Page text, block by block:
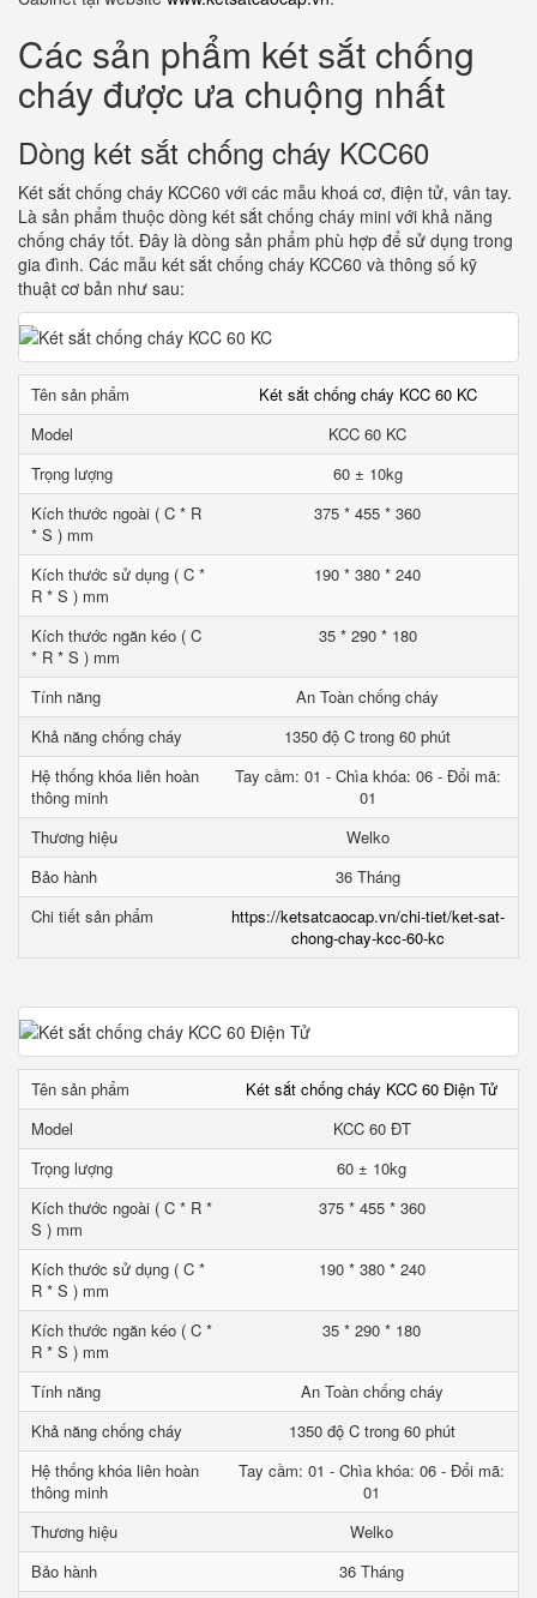
Các sản phẩm két sắt chống
cháy được ưa chuộng nhất
Dòng két sắt chống cháy KCC60
Két sắt chống cháy KCC60 với các mẫu khoá cơ, điện tử, vân tay.
Là sản phẩm thuộc dòng két sắt chống cháy mini với khả năng
chống cháy tốt. Đây là dòng sản phẩm phù hợp để sử dụng trong
gia đình. Các mẫu két sắt chống cháy KCC60 và thông số kỹ
thuật cơ bản như sau:
Tên sản phẩm
Két sắt chống cháy KCC 60 KC
Model
KCC 60 KC
Trọng lượng
60 ± 10kg
Kích thước ngoài ( C * R
* S ) mm
375 * 455 * 360
Kích thước sử dụng ( C *
R * S ) mm
190 * 380 * 240
Kích thước ngăn kéo ( C
* R * S ) mm
35 * 290 * 180
Tính năng
An Toàn chống cháy
Khả năng chống cháy
1350 độ C trong 60 phút
Hệ thống khóa liên hoàn
thông minh
Tay cầm: 01 - Chìa khóa: 06 - Đổi mã:
01
Thương hiệu
Welko
Bảo hành
36 Tháng
Chi tiết sản phẩm
https://ketsatcaocap.vn/chi-tiet/ket-sat-
chong-chay-kcc-60-kc
Tên sản phẩm
Két sắt chống cháy KCC 60 Điện Tử
Model
KCC 60 ĐT
Trọng lượng
60 ± 10kg
Kích thước ngoài ( C * R *
S ) mm
375 * 455 * 360
Kích thước sử dụng ( C *
R * S ) mm
190 * 380 * 240
Kích thước ngăn kéo ( C *
R * S ) mm
35 * 290 * 180
Tính năng
An Toàn chống cháy
Khả năng chống cháy
1350 độ C trong 60 phút
Hệ thống khóa liên hoàn
thông minh
Tay cầm: 01 - Chìa khóa: 06 - Đổi mã:
01
Thương hiệu
Welko
Bảo hành
36 Tháng